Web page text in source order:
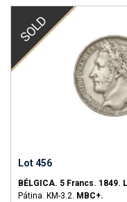
SOLD
Lot 456
BÉLGICA. 5 Francs. 1849.
Pátina. KM-3.2. MBC+.